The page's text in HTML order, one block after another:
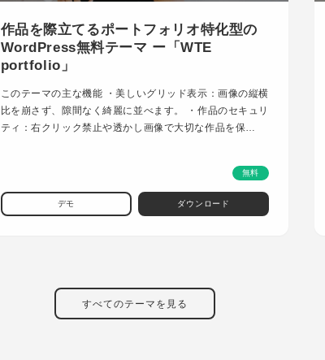
作品を際立てるポートフォリオ特化型の
WordPress無料テーマ ー「WTE
portfolio」
このテーマの主な機能 ・美しいグリッド表示：画像の縦横
比を崩さず、隙間なく綺麗に並べます。 ・作品のセキュリ
ティ：右クリック禁止や透かし画像で大切な作品を保…
無料
デモ ダウンロード
すべてのテーマを見る